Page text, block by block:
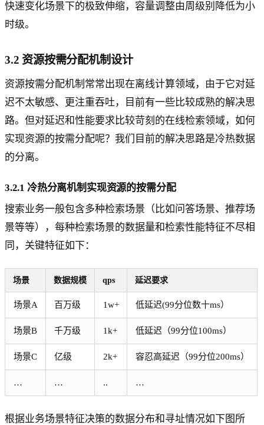
快速变化场景下的极致伸缩，容量调整由周级别降低为小
时级。
3.2 资源按需分配机制设计
资源按需分配机制常常出现在离线计算领域，由于它对延
迟不太敏感、更注重吞吐，目前有一些比较成熟的解决思
路。但对延迟和性能要求比较苛刻的在线检索领域，如何
实现资源的按需分配呢？我们目前的解决思路是冷热数据
的分离。
3.2.1 冷热分离机制实现资源的按需分配
搜索业务一般包含多种检索场景（比如问答场景、推荐场
景等等），每种检索场景的数据量和检索性能特征不尽相
同，关键特征如下：
场景 数据规模 qps 延迟要求
场景A 百万级 1w+ 低延迟(99分位数十ms）
场景B 千万级 1k+ 低延迟（99分位100ms）
场景C 亿级 2k+ 容忍高延迟（99分位200ms）
… … .. …
根据业务场景特征决策的数据分布和寻址情况如下图所